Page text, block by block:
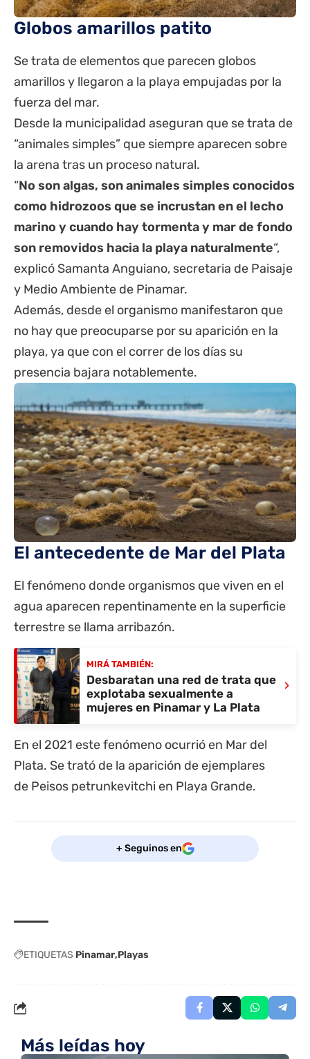
Globos amarillos patito
Se trata de elementos que parecen globos
amarillos y llegaron a la playa empujadas por la
fuerza del mar.
Desde la municipalidad aseguran que se trata de
“animales simples” que siempre aparecen sobre
la arena tras un proceso natural.
“No son algas, son animales simples conocidos
como hidrozoos que se incrustan en el lecho
marino y cuando hay tormenta y mar de fondo
son removidos hacia la playa naturalmente“,
explicó Samanta Anguiano, secretaria de Paisaje
y Medio Ambiente de Pinamar.
Además, desde el organismo manifestaron que
no hay que preocuparse por su aparición en la
playa, ya que con el correr de los días su
presencia bajara notablemente.
El antecedente de Mar del Plata
El fenómeno donde organismos que viven en el
agua aparecen repentinamente en la superficie
terrestre se llama arribazón.
MIRÁ TAMBIÉN:
Desbaratan una red de trata que
explotaba sexualmente a
mujeres en Pinamar y La Plata
›
En el 2021 este fenómeno ocurrió en Mar del
Plata. Se trató de la aparición de ejemplares
de Peisos petrunkevitchi en Playa Grande.
+ Seguinos en
ETIQUETAS Pinamar Playas
Más leídas hoy